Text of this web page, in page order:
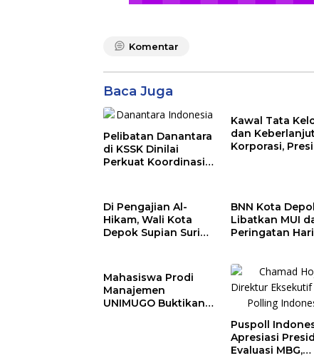
Komentar
Baca Juga
Pelibatan Danantara
di KSSK Dinilai
Perkuat Koordinasi
Kawal Tata
dan
Korporasi,
Di Pengajian Al-
Hikam, Wali Kota
Depok Supian Suri
BNN Kota
Libatkan MUI
Peringatan
Rohmat
Pencegahan
dari Keluarga
Mahasiswa Prodi
Manajemen
UNIMUGO Buktikan
Puspoll
Apresiasi
Evaluasi MBG,